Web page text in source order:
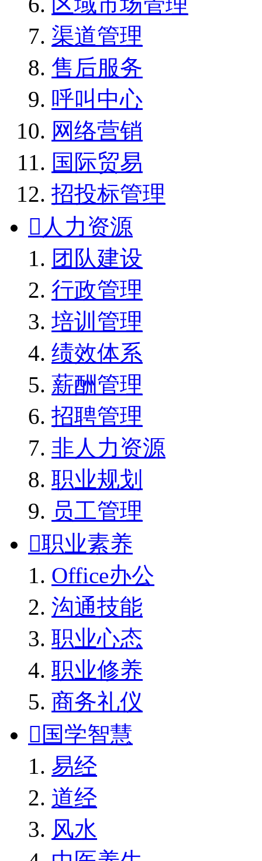
渠道管理
售后服务
呼叫中心
网络营销
国际贸易
招投标管理
 人力资源
团队建设
行政管理
培训管理
绩效体系
薪酬管理
招聘管理
非人力资源
职业规划
员工管理
职业素养
Office办公
沟通技能
职业心态
职业修养
商务礼仪
国学智慧
易经
道经
风水